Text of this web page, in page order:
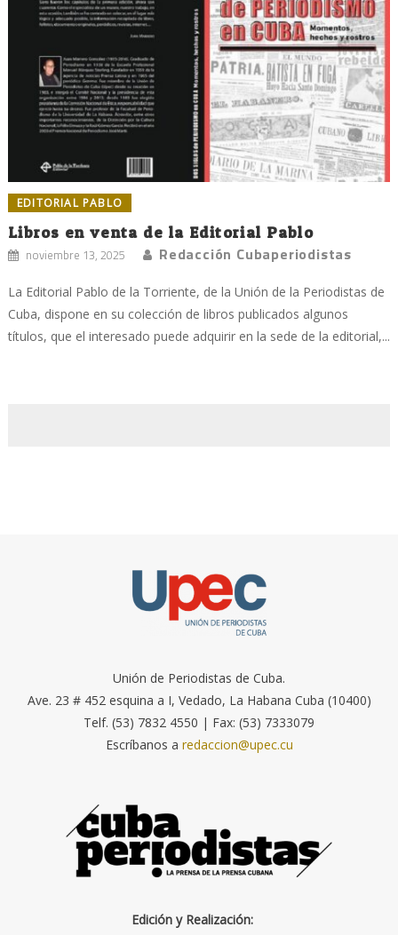
EDITORIAL PABLO
Libros en venta de la Editorial Pablo
noviembre 13, 2025 Redacción Cubaperiodistas
La Editorial Pablo de la Torriente, de la Unión de la Periodistas de
Cuba, dispone en su colección de libros publicados algunos
títulos, que el interesado puede adquirir en la sede de la editorial,...
Unión de Periodistas de Cuba.
Ave. 23 # 452 esquina a I, Vedado, La Habana Cuba (10400)
Telf. (53) 7832 4550 | Fax: (53) 7333079
Escríbanos a redaccion@upec.cu
Edición y Realización: